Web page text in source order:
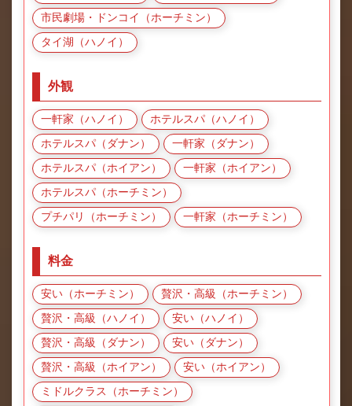
市民劇場・ドンコイ（ホーチミン）
タイ湖（ハノイ）
外観
一軒家（ハノイ） ホテルスパ（ハノイ）
ホテルスパ（ダナン） 一軒家（ダナン）
ホテルスパ（ホイアン） 一軒家（ホイアン）
ホテルスパ（ホーチミン）
プチパリ（ホーチミン） 一軒家（ホーチミン）
料金
安い（ホーチミン） 贅沢・高級（ホーチミン）
贅沢・高級（ハノイ） 安い（ハノイ）
贅沢・高級（ダナン） 安い（ダナン）
贅沢・高級（ホイアン） 安い（ホイアン）
ミドルクラス（ホーチミン）